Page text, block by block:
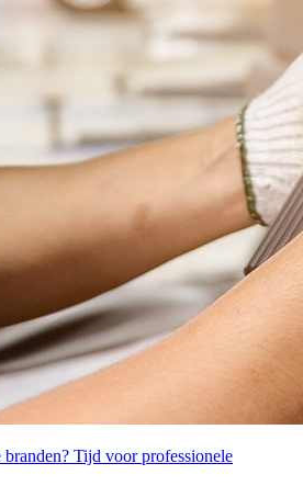
Tijd voor professionele